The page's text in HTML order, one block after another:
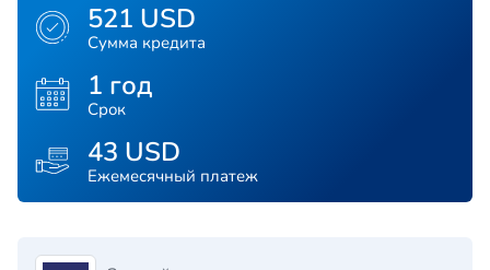
521 USD
Сумма кредита
1 год
Срок
43 USD
Ежемесячный платеж